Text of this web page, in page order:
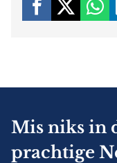
Mis niks in
prachtige